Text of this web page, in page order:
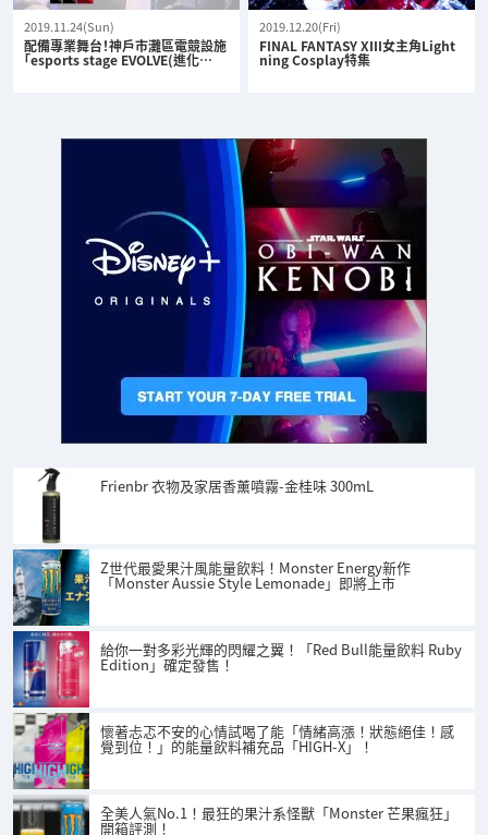
2019.11.24(Sun)
配備專業舞台！神戶市灘區電競設施
「esports stage EVOLVE(進化…
2019.12.20(Fri)
FINAL FANTASY XIII女主角Light
ning Cosplay特集
Frienbr 衣物及家居香薰噴霧-金桂味 300mL
Z世代最愛果汁風能量飲料！Monster Energy新作
「Monster Aussie Style Lemonade」即將上市
給你一對多彩光輝的閃耀之翼！「Red Bull能量飲料 Ruby
Edition」確定發售！
懷著忐忑不安的心情試喝了能「情緒高漲！狀態絕佳！感
覺到位！」的能量飲料補充品「HIGH-X」！
全美人氣No.1！最狂的果汁系怪獸「Monster 芒果瘋狂」
開箱評測！